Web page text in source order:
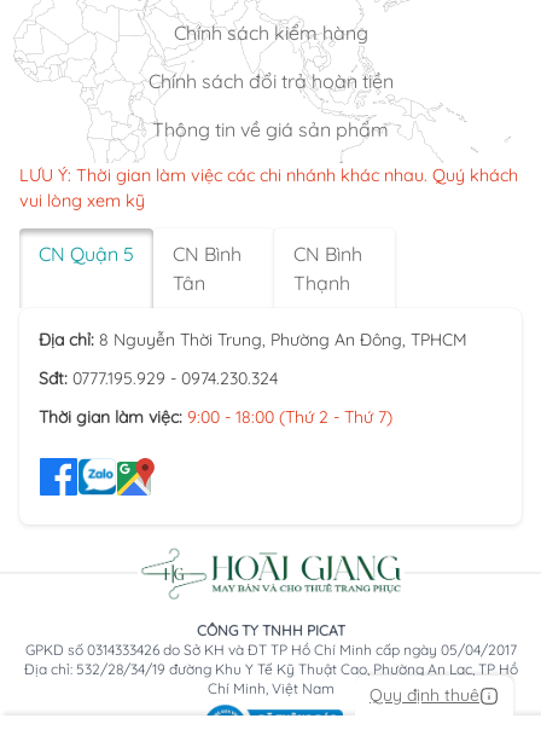
Quy định thuê
Chính sách kiểm hàng
Chính sách đổi trả hoàn tiền
Thông tin về giá sản phẩm
LƯU Ý: Thời gian làm việc các chi nhánh khác nhau. Quý khách
vui lòng xem kỹ
CN Quận 5
CN Bình
Tân
CN Bình
Thạnh
Địa chỉ: 8 Nguyễn Thời Trung, Phường An Đông, TPHCM
Sđt: 0777.195.929 - 0974.230.324
Thời gian làm việc: 9:00 - 18:00 (Thứ 2 - Thứ 7)
CÔNG TY TNHH PICAT
GPKD số 0314333426 do Sở KH và ĐT TP Hồ Chí Minh cấp ngày 05/04/2017
Địa chỉ: 532/28/34/19 đường Khu Y Tế Kỹ Thuật Cao, Phường An Lạc, TP Hồ
Chí Minh, Việt Nam